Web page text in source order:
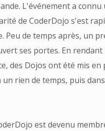
L'événement a connu
de CoderDojo s'est
Peu de temps après, un
ses portes. En
des Dojos ont été mis en
rien de temps, puis
est devenu